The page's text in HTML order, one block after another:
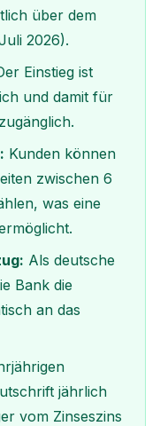
über dem
2026).
Einstieg ist
und damit für
Kunden können
zwischen 6
was eine
Als deutsche
Bank die
an das
jährlich
vom Zinseszins